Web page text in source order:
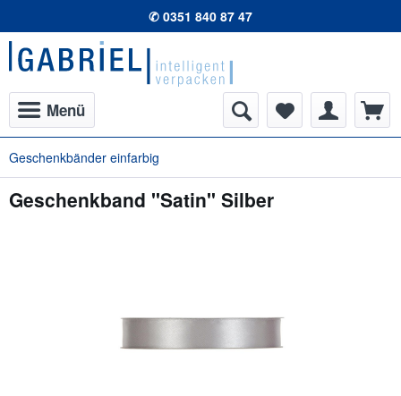
✆ 0351 840 87 47
Menü
Geschenkbänder einfarbig
Geschenkband "Satin" Silber